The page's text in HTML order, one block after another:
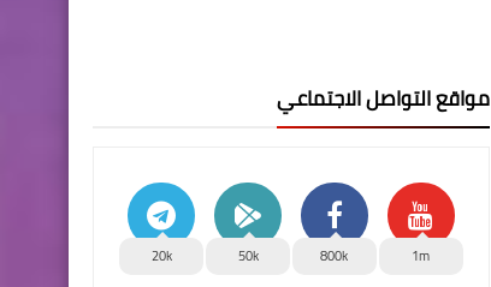
مواقع التواصل الاجتماعي
1m
800k
50k
20k